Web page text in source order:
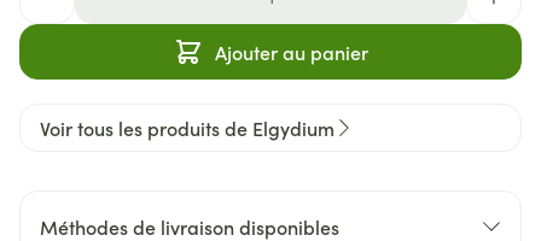
Ajouter au panier
Voir tous les produits de Elgydium
Méthodes de livraison disponibles